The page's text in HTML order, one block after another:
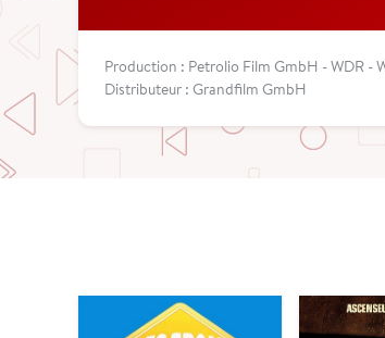
Production : Petrolio Film GmbH - WDR -
Distributeur : Grandfilm GmbH